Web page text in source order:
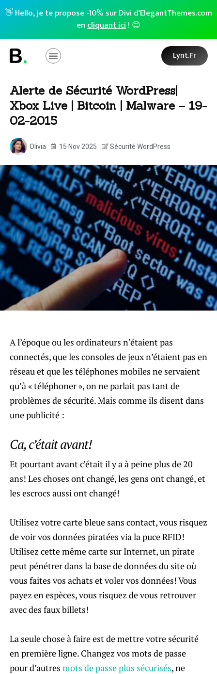
👋 Hello, je te propose -10% sur Divi d'ElegantThemes.com
encliquant ici! 😊
Lynt.fr
Alerte de Sécurité WordPress|
Xbox Live | Bitcoin | Malware – 19-
02-2015
Olivia 15 Nov 2025 Sécurité WordPress
A l’époque ou les ordinateurs n’étaient pas
connectés, que les consoles de jeux n’étaient pas en
réseau et que les téléphones mobiles ne servaient
qu’à « téléphoner », on ne parlait pas tant de
problèmes de sécurité. Mais comme ils disent dans
une publicité :
Ca, c’était avant!
Et pourtant avant c’était il y a à peine plus de 20
ans! Les choses ont changé, les gens ont changé, et
les escrocs aussi ont changé!
Utilisez votre carte bleue sans contact, vous risquez
de voir vos données piratées via la puce RFID!
Utilisez cette même carte sur Internet, un pirate
peut pénétrer dans la base de données du site où
vous faites vos achats et voler vos données! Vous
payez en espèces, vous risquez de vous retrouver
avec des faux billets!
La seule chose à faire est de mettre votre sécurité
en première ligne. Changez vos mots de passe
pour d’autres mots de passe plus sécurisés, ne